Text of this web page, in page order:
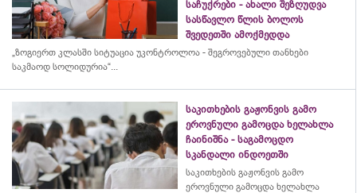
საჩუქრები - ახალი შეზღუდვა
სასწავლო წლის ბოლოს
შვედეთში ამოქმედდა
„ზოგიერთ კლასში სიტუაცია უკონტროლოა - შეგროვებული თანხები
საკმაოდ სოლიდურია“...
საკითხების გაჟონვის გამო
ეროვნული გამოცდა ხელახლა
ჩაინიშნა - საგამოცდო
სკანდალი ინდოეთში
საკითხების გაჟონვის გამო
ეროვნული გამოცდა ხელახლა